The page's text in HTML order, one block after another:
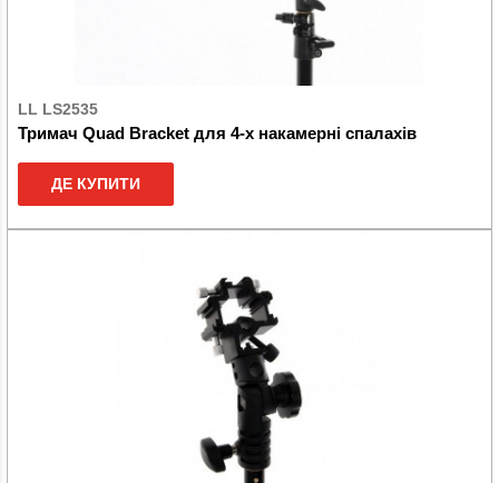
LL LS2535
Тримач Quad Bracket для 4-х накамерні спалахів
ДЕ КУПИТИ